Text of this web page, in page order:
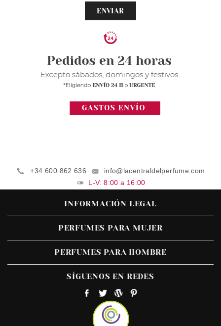
ENVIAR
+34 600 862 636
info@lacentraldelperfume.com
L-V: 8:00 a 16:00
INFORMACIÓN LEGAL
PERFUMES PARA MUJER
PERFUMES PARA HOMBRE
SÍGUENOS EN REDES